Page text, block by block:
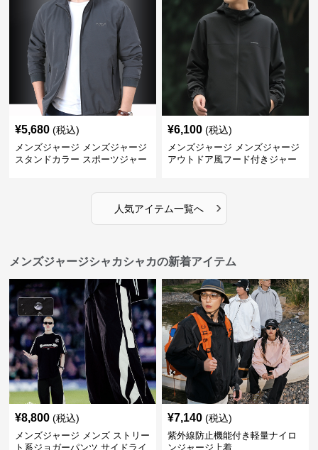
¥5,680 (税込)
メンズジャージ メンズジャージ
スタンドカラー スポーツジャー
¥6,100 (税込)
メンズジャージ メンズジャージ
アウトドア風フード付きジャー
人気アイテム一覧へ ›
メンズジャージシャカシャカの新着アイテム
¥8,800 (税込)
メンズジャージ メンズ ストリー
ト系ジョガーパンツ サイドライ
¥7,140 (税込)
紫外線防止機能付き軽量ナイロ
ンジャージ上着